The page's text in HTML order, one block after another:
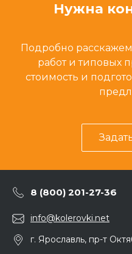
Нужна
Подробно расскажем
работ и типовых
стоимость и
8 (800) 201-27-36
info@kolerovki.net
г. Ярославль, пр-т